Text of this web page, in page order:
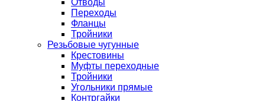
Отводы
Переходы
Фланцы
Тройники
Резьбовые чугунные
Крестовины
Муфты переходные
Тройники
Угольники прямые
Контргайки